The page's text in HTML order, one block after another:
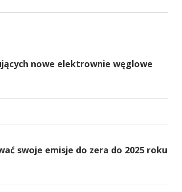
nowe elektrownie węglowe
swoje emisje do zera do 2025 roku